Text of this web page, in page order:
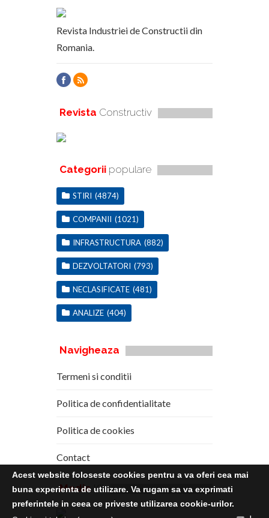
Revista Industriei de Constructii din
Romania.
Revista Constructiv
Categorii populare
STIRI (4874)
COMPANII (1021)
INFRASTRUCTURA (882)
DEZVOLTATORI (793)
NECLASIFICATE (481)
ANALIZE (404)
Navigheaza
Termeni si conditii
Politica de confidentialitate
Politica de cookies
Contact
Media Kit
Acest website foloseste cookies pentru a va oferi cea mai
buna experienta de utilizare. Va rugam sa va exprimati
preferintele in ceea ce priveste utilizarea cookie-urilor.